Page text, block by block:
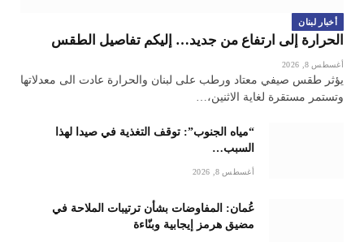
أخبار لبنان
الحرارة إلى ارتفاع من جديد… إليكم تفاصيل الطقس
أغسطس 8, 2026
يؤثر طقس صيفي معتاد ورطب على لبنان والحرارة عادت الى معدلاتها
وتستمر مستقرة لغاية الاثنين،…
“مياه الجنوب”: توقف التغذية في صيدا لهذا
السبب…
أغسطس 8, 2026
عُمان: المفاوضات بشأن ترتيبات الملاحة في
مضيق هرمز إيجابية وبنّاءة